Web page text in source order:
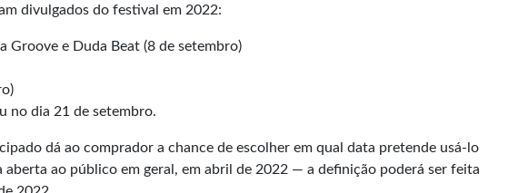
divulgados do festival em 2022:
Groove e Duda Beat (8 de setembro)
no dia 21 de setembro.
dá ao comprador a chance de escolher em qual data pretende usá-lo
aberta ao público em geral, em abril de 2022 — a definição poderá ser feita